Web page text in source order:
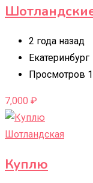
2 года назад
Екатеринбург
Просмотров
7,000 ₽
Шотландская
Куплю